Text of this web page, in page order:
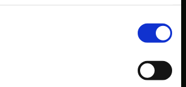
voor al het wegverkeer, is het fijn